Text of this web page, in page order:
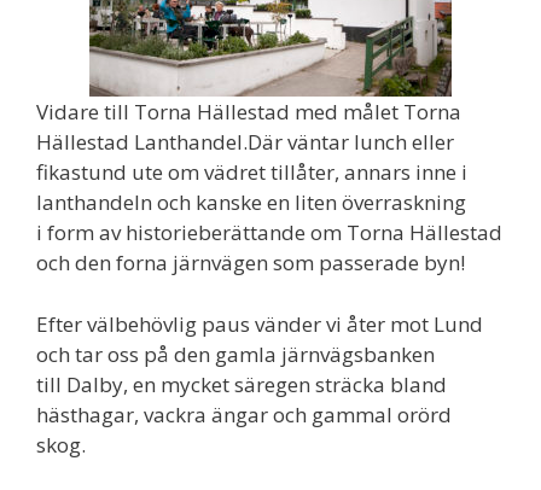
Vidare till Torna Hällestad med målet Torna
Hällestad Lanthandel.Där väntar lunch eller
fikastund ute om vädret tillåter, annars inne i
lanthandeln och kanske en liten överraskning
i form av historieberättande om Torna Hällestad
och den forna järnvägen som passerade byn!
Efter välbehövlig paus vänder vi åter mot Lund
och tar oss på den gamla järnvägsbanken
till Dalby, en mycket säregen sträcka bland
hästhagar, vackra ängar och gammal orörd
skog.